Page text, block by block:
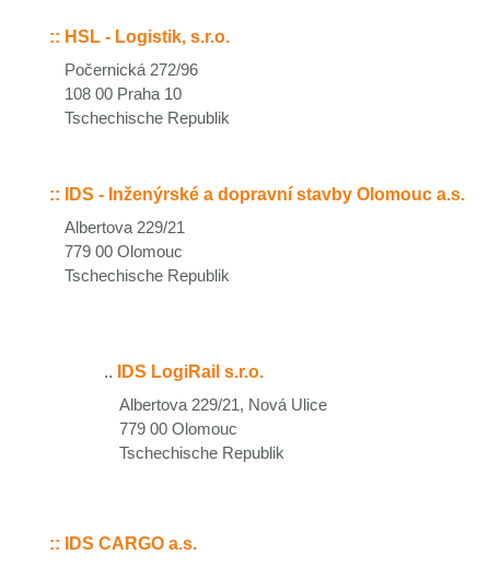
:: HSL - Logistik, s.r.o.
Počernická 272/96
108 00 Praha 10
Tschechische Republik
:: IDS - Inženýrské a dopravní stavby Olomouc a.s.
Albertova 229/21
779 00 Olomouc
Tschechische Republik
.. IDS LogiRail s.r.o.
Albertova 229/21, Nová Ulice
779 00 Olomouc
Tschechische Republik
:: IDS CARGO a.s.